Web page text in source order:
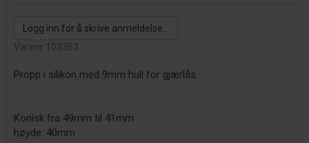
Logg inn for å skrive anmeldelse...
Varenr:103363
Propp i silikon med 9mm hull for gjærlås.
Konisk fra 49mm til 41mm
høyde: 40mm